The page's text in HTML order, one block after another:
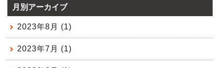
月別アーカイブ
2023年8月 (1)
2023年7月 (1)